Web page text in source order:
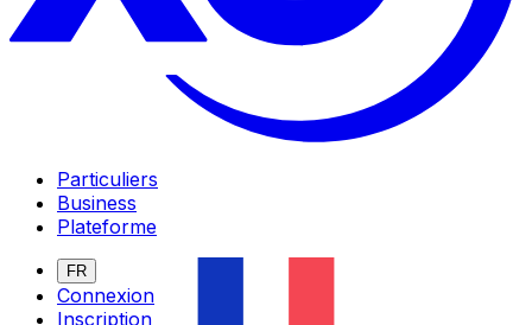
Particuliers
Business
Plateforme
FR
Connexion
Inscription